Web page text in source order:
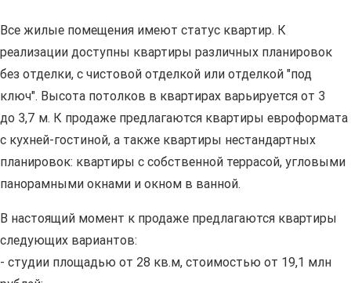
Все жилые помещения имеют статус квартир. К
реализации доступны квартиры различных планировок
без отделки, с чистовой отделкой или отделкой "под
ключ". Высота потолков в квартирах варьируется от 3
до 3,7 м. К продаже предлагаются квартиры евроформата
с кухней-гостиной, а также квартиры нестандартных
планировок: квартиры с собственной террасой, угловыми
панорамными окнами и окном в ванной.
В настоящий момент к продаже предлагаются квартиры
следующих вариантов:
- студии площадью от 28 кв.м, стоимостью от 19,1 млн